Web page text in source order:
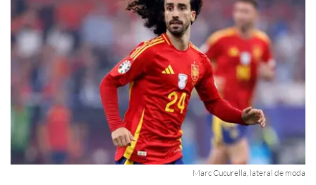
Marc Cucurella, lateral de moda